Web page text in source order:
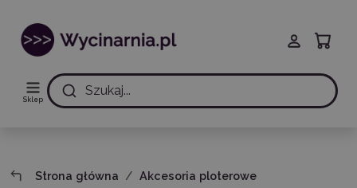
Sklep
Szukaj...
Strona główna
Akcesoria ploterowe